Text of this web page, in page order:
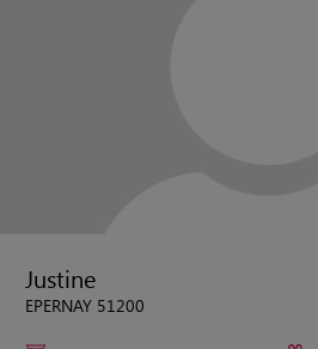
Justine
EPERNAY 51200